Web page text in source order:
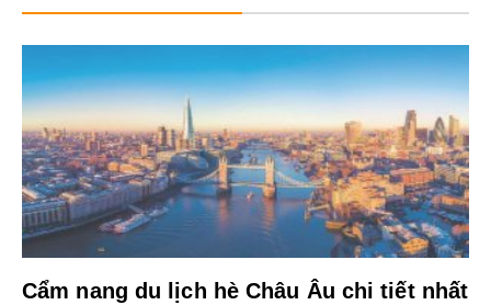
Cẩm nang du lịch hè Châu Âu chi tiết nhất